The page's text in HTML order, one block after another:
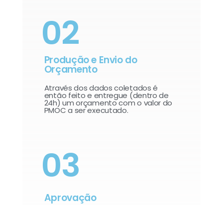
02
Produção e Envio do
Orçamento
Através dos dados coletados é
então feito e entregue (dentro de
24h) um orçamento com o valor do
PMOC a ser executado.
03
Aprovação